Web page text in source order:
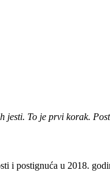
To je prvi korak.
i postignuća u 2018.